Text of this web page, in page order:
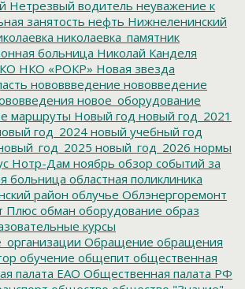
Нетрезвый водитель неуважение к
занятость нефть Нижнеленинский
николаевка_памятник
больница Николай Канделя
НКО «РОКР» Новая звезда
нововвведение нововведение
новое_оборудование
маршруты Новый год новый год_2021
год_2024 новый учебный год
новый_год_2026 нормы
Нотр-Дам ноябрь обзор событий за
больница областная поликлиника
район облучье Облэнергоремонт
Плюс обман оборудование образ
курсы
Обращение обращения
обучение общепит общественная
палата ЕАО Общественная палата РФ